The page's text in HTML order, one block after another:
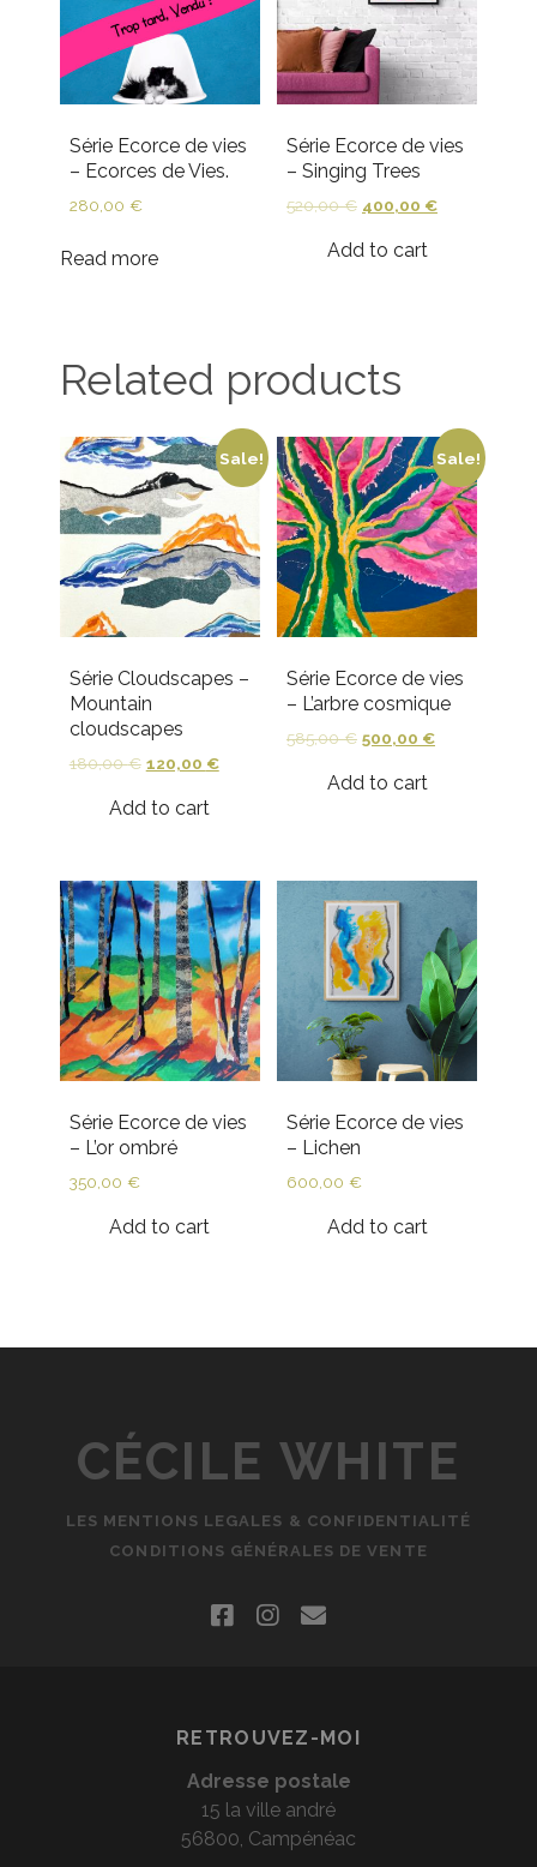
Série Ecorce de vies
– Ecorces de Vies.
280,00 €
Read more
Série Ecorce de vies
– Singing Trees
520,00€ 400,00 €
Add to cart
Related products
Sale!
Série Cloudscapes –
Mountain
cloudscapes
180,00€ 120,00 €
Add to cart
Sale!
Série Ecorce de vies
– L’arbre cosmique
585,00€ 500,00 €
Add to cart
Série Ecorce de vies
– L’or ombré
350,00 €
Add to cart
Série Ecorce de vies
– Lichen
600,00 €
Add to cart
CÉCILE WHITE
LES MENTIONS LEGALES & CONFIDENTIALITÉ
CONDITIONS GÉNÉRALES DE VENTE
facebookinstagram
email
RETROUVEZ-MOI
Adresse postale
15 la ville andré
56800, Campénéac